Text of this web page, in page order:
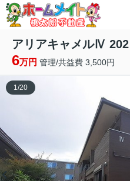
アリアキャメルⅣ 202
6万円 管理/共益費 3,500円
1/20